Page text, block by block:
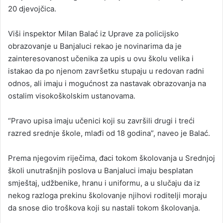
20 djevojčica.
Viši inspektor Milan Balać iz Uprave za policijsko
obrazovanje u Banjaluci rekao je novinarima da je
zainteresovanost učenika za upis u ovu školu velika i
istakao da po njenom završetku stupaju u redovan radni
odnos, ali imaju i mogućnost za nastavak obrazovanja na
ostalim visokoškolskim ustanovama.
“Pravo upisa imaju učenici koji su završili drugi i treći
razred srednje škole, mlađi od 18 godina”, naveo je Balać.
Prema njegovim riječima, đaci tokom školovanja u Srednjoj
školi unutrašnjih poslova u Banjaluci imaju besplatan
smještaj, udžbenike, hranu i uniformu, a u slučaju da iz
nekog razloga prekinu školovanje njihovi roditelji moraju
da snose dio troškova koji su nastali tokom školovanja.